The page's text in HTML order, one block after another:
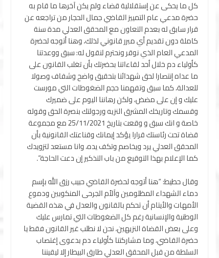
كل ما يحكى عن إستقلالية قضاء ولم يكن آخرها ما قام به
حضرة مدعي عام التمييز القاضي جمال الحجار من تراجعه عن
قرار سابق له بعدم التعاون مع المحقق العدلي مدة سنة
كاملة دون تقديم أي مبرر قانوني لذلك، وهنا أتوجه لحضرة
المدعي العام الذي نوقر ونحترم لنقول له: سبق ووعدتنا
كأولياء دم خلال أحد لقاءاتنا بحضرتك بأن تغلب القانون على
ما عداه إنتصارا لحق شهدائنا بتحقيق واضح وشفاف وصولا
للعدالة، كما سبق وتفهمنا حجم الضغوطات التي مورست
عليك و إن على مضض، ولكن رهاننا اليوم على ضميرك
وقسمك وتاريخك المشرق النزيه ورجولتك بنصرة الحق وقوله
خاصة و انك سبق و وقعت بتاريخ 25/11/2021 مع مجموعة
قضاة تحت رئاستك قرارا يؤكد إيمانك وقناعتك القانونية بأن
المحقق العدلي يرد ويخاصم وتكف يده، وانا مستعد لتزويدك
كما الإعلام بهذا التوقيع من باب التذكير إن دعت الحاجة”.
وقال حطيط: “هنا أتوجه لحضرة القاضي حبيب رزق الله بإسم
دماء الشهداء المظلومين وآلٱم الجرحى المنكوبين ودموع
الأمهات والأيتام أن تحكم بالقانون والعدل في هذه القضية
الوطنية والإنسانية رغم كل الضغوطات التي تمارس عليك
وعلى بعض القضاة النزيهين، نحن لا نطلب غير القانون فقط يا
حضرة القاضي، وما مشاركتنا كأولياء دم بدعوى إغتصاب
السلطة من قبل المحقق العدلي طارق البيطار إلا ليقيننا